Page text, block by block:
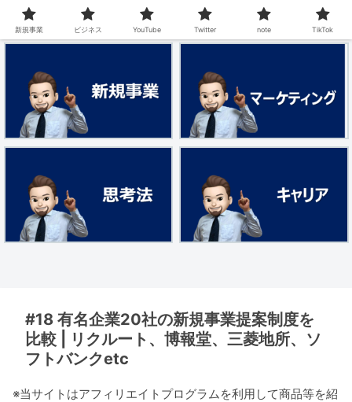
#18 有名企業20社の新規事業提案制度を
比較 | リクルート、博報堂、三菱地所、ソ
フトバンクetc
※当サイトはアフィリエイトプログラムを利用して商品等を紹
新規事業 ビジネス YouTube Twitter note TikTok